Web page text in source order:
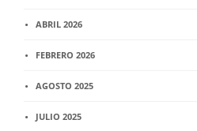
ABRIL 2026
FEBRERO 2026
AGOSTO 2025
JULIO 2025